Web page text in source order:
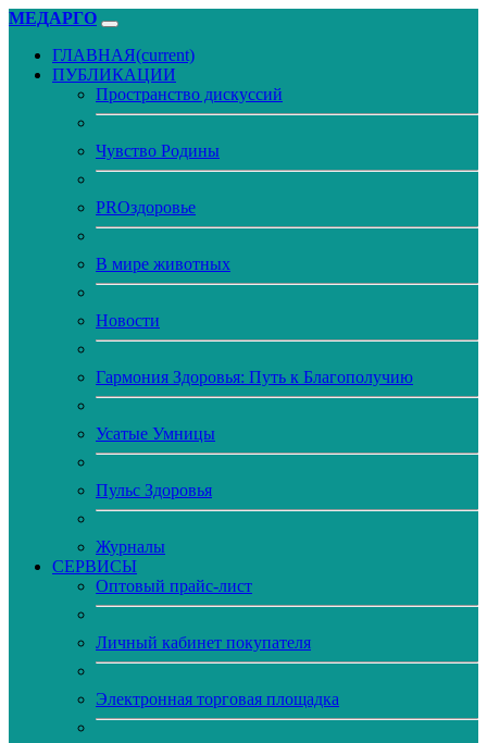
МЕДАРГО
ГЛАВНАЯ(current)
ПУБЛИКАЦИИ
Пространство дискуссий
Чувство Родины
PROздоровье
В мире животных
Новости
Гармония Здоровья: Путь к Благополучию
Усатые Умницы
Пульс Здоровья
Журналы
CЕРВИСЫ
Оптовый прайс-лист
Личный кабинет покупателя
Электронная торговая площадка